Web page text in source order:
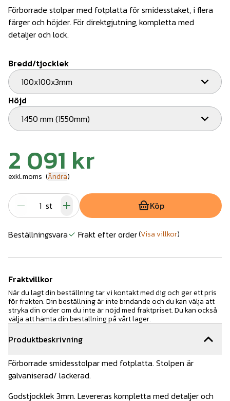
Produktbeskrivning
Förborrade smidesstolpar med fotplatta. Stolpen är
galvaniserad/ lackerad.
Godstjocklek 3mm. Levereras kompletta med detaljer och
Förborrade stolpar med fotplatta för smidesstaket, i flera
färger och höjder. För direktgjutning, kompletta med
detaljer och lock.
Bredd/tjocklek
100x100x3mm
Höjd
1450 mm (1550mm)
2 091 kr
exkl.moms (Ändra)
st Köp
Beställningsvara Frakt efter order(Visa villkor)
Fraktvillkor
När du lagt din beställning tar vi kontakt med dig och ger ett pris
för frakten. Din beställning är inte bindande och du kan välja att
stryka din order om du inte är nöjd med fraktpriset. Du kan också
välja att hämta din beställning på vårt lager.